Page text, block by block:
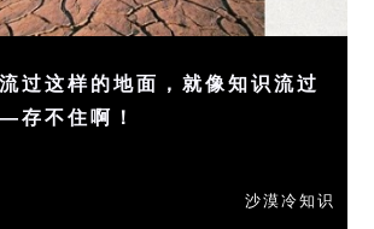
过这样的地面，就像知识流过
不住啊！
沙漠冷知识